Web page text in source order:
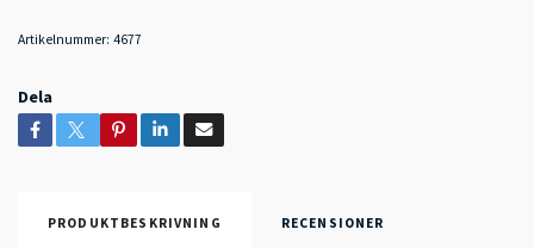
Artikelnummer: 4677
Dela
PRODUKTBESKRIVNING RECENSIONER